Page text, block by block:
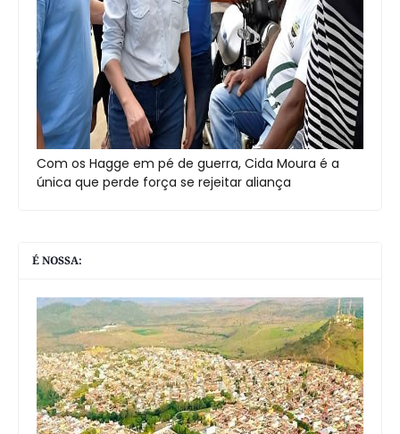
Com os Hagge em pé de guerra, Cida Moura é a
única que perde força se rejeitar aliança
É NOSSA: